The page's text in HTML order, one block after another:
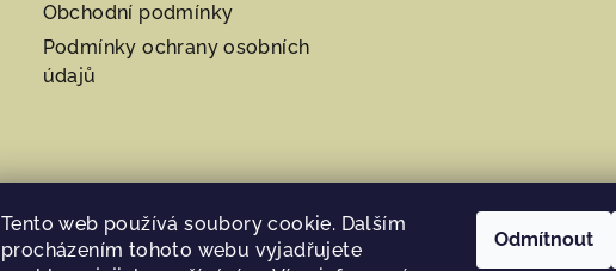
Tento web používá soubory cookie. Dalším
procházením tohoto webu vyjadřujete
Odmítnout
Obchodní podmínky
Podmínky ochrany osobních
údajů